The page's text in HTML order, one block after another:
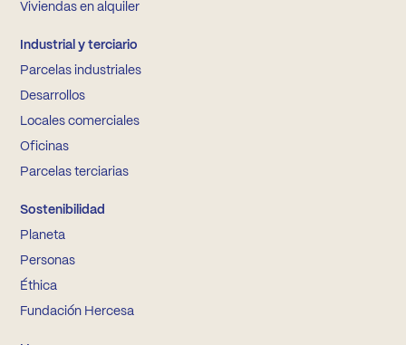
Viviendas en alquiler
Industrial y terciario
Parcelas industriales
Desarrollos
Locales comerciales
Oficinas
Parcelas terciarias
Sostenibilidad
Planeta
Personas
Éthica
Fundación Hercesa